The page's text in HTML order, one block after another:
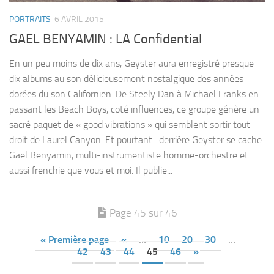
PORTRAITS 6 AVRIL 2015
GAEL BENYAMIN : LA Confidential
En un peu moins de dix ans, Geyster aura enregistré presque
dix albums au son délicieusement nostalgique des années
dorées du son Californien. De Steely Dan à Michael Franks en
passant les Beach Boys, coté influences, ce groupe génère un
sacré paquet de « good vibrations » qui semblent sortir tout
droit de Laurel Canyon. Et pourtant…derrière Geyster se cache
Gaël Benyamin, multi-instrumentiste homme-orchestre et
aussi frenchie que vous et moi. Il publie...
Page 45 sur 46
« Première page « … 10 20 30
…
42
43 44 45 46 »